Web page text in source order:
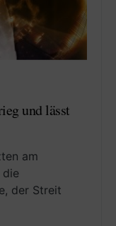
und lässt
am
die
der Streit